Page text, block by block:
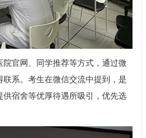
官网、同学推荐等方式，通过微
系。考生在微信交流中提到，是
宿舍等优厚待遇所吸引，优先选